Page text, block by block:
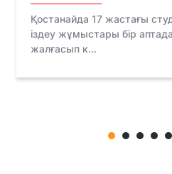
Қостанайда 17 жастағы
іздеу жұмыстары бір
жалғасып к...